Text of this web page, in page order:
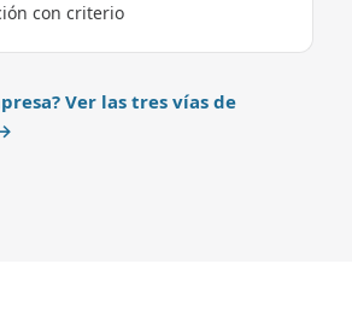
con criterio
Ver las tres vías de